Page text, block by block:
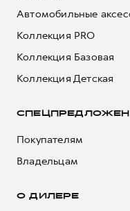
Автомобильные
Коллекция PRO
Коллекция Базовая
Коллекция Детская
Покупателям
Владельцам
О ДИЛЕРЕ